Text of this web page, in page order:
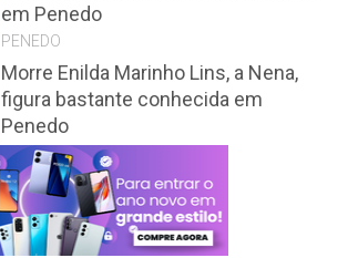
em Penedo
PENEDO
Morre Enilda Marinho Lins, a Nena,
figura bastante conhecida em
Penedo